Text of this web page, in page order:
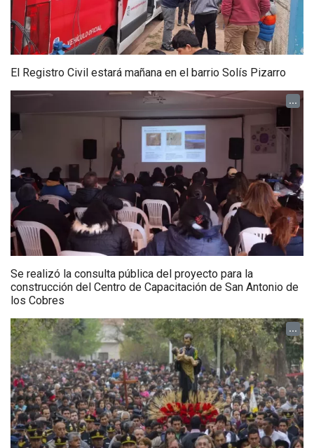
El Registro Civil estará mañana en el barrio Solís Pizarro
...
Se realizó la consulta pública del proyecto para la
construcción del Centro de Capacitación de San Antonio de
los Cobres
...